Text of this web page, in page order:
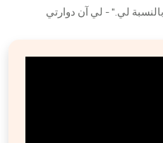
لي." - لي آن دوارتي